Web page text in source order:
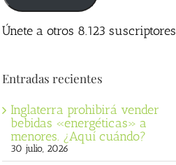
Únete a otros 8.123 suscriptores
Entradas recientes
Inglaterra prohibirá vender
bebidas «energéticas» a
menores. ¿Aquí cuándo?
30 julio, 2026